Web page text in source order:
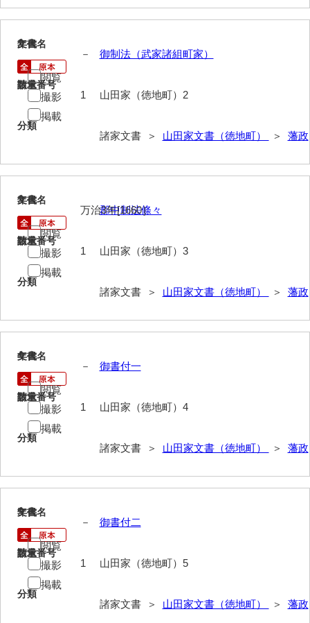
井上家文書（大和町）
井上勉家文書（大和町）
今井家文書
岩崎家文書（秋芳町）
岩崎家文書（鹿野町）
上田家文書（防府市）
上松氏収集文書
氏本家文書
内田家文書（豊中市）
内田家文書（防府市）
2
文書名
御制法（武家諸組町家）
請求番号
山田家（徳地町）2
分類
諸家文書 ＞ 山田家文書（徳地町） ＞ 藩政
年代
－
数量
1
閲覧
撮影
掲載
3
文書名
郡中制法條々
請求番号
山田家（徳地町）3
分類
諸家文書 ＞ 山田家文書（徳地町） ＞ 藩政
年代
万治3年[1660］
数量
1
閲覧
撮影
掲載
4
文書名
御書付一
請求番号
山田家（徳地町）4
分類
諸家文書 ＞ 山田家文書（徳地町） ＞ 藩政
年代
－
数量
1
閲覧
撮影
掲載
5
文書名
御書付二
請求番号
山田家（徳地町）5
分類
諸家文書 ＞ 山田家文書（徳地町） ＞ 藩政
年代
－
数量
1
閲覧
撮影
掲載